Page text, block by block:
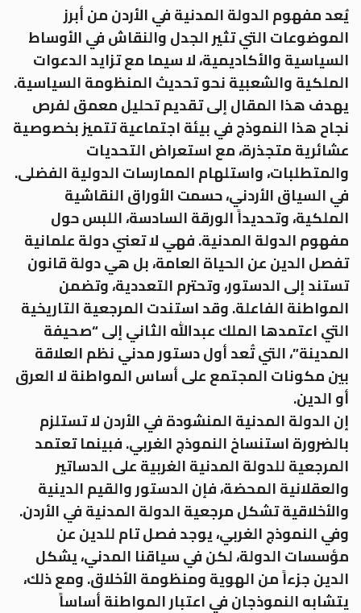
يُعد مفهوم الدولة المدنية في الأردن من أبرز
الموضوعات التي تثير الجدل والنقاش في الأوساط
السياسية والأكاديمية، لا سيما مع تزايد الدعوات
الملكية والشعبية نحو تحديث المنظومة السياسية.
يهدف هذا المقال إلى تقديم تحليل معمق لفرص
نجاح هذا النموذج في بيئة اجتماعية تتميز بخصوصية
عشائرية متجذرة، مع استعراض التحديات
والمتطلبات، واستلهام الممارسات الدولية الفضلى.
في السياق الأردني، حسمت الأوراق النقاشية
الملكية، وتحديداً الورقة السادسة، اللبس حول
مفهوم الدولة المدنية. فهي لا تعني دولة علمانية
تفصل الدين عن الحياة العامة، بل هي دولة قانون
تستند إلى الدستور، وتحترم التعددية، وتضمن
المواطنة الفاعلة. وقد استندت المرجعية التاريخية
التي اعتمدها الملك عبدالله الثاني إلى “صحيفة
المدينة”، التي تُعد أول دستور مدني نظم العلاقة
بين مكونات المجتمع على أساس المواطنة لا العرق
أو الدين.
إن الدولة المدنية المنشودة في الأردن لا تستلزم
بالضرورة استنساخ النموذج الغربي. فبينما تعتمد
المرجعية للدولة المدنية الغربية على الدساتير
والعقلانية المحضة، فإن الدستور والقيم الدينية
والأخلاقية تشكل مرجعية الدولة المدنية في الأردن.
وفي النموذج الغربي، يوجد فصل تام للدين عن
مؤسسات الدولة، لكن في سياقنا المدني، يشكل
الدين جزءاً من الهوية ومنظومة الأخلاق. ومع ذلك،
يتشابه النموذجان في اعتبار المواطنة أساساً